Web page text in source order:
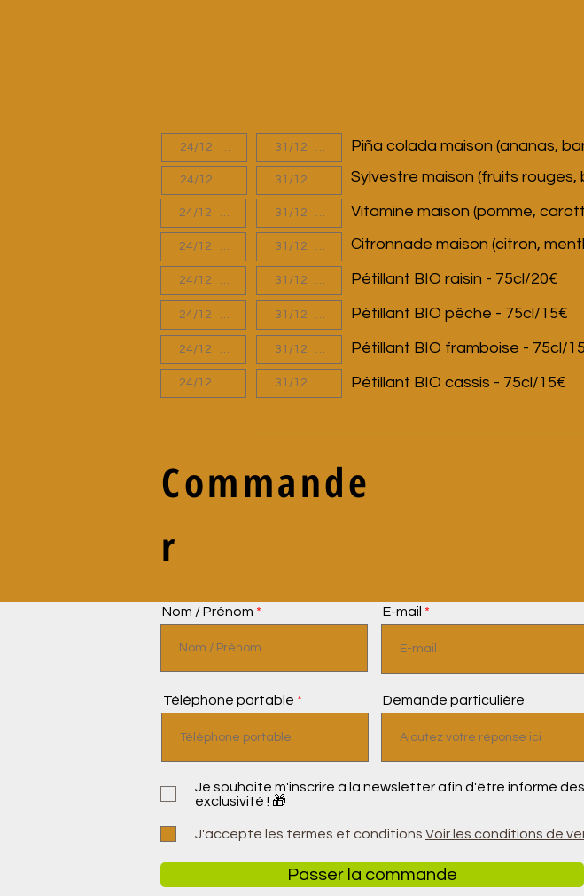
Piña colada maison (ananas,
Sylvestre maison (fruits
Vitamine maison (pomme,
Citronnade maison (citron,
Pétillant BIO raisin - 75cl/20€
Pétillant BIO pêche - 75cl/15€
Pétillant BIO framboise - 75cl/
Pétillant BIO cassis - 75cl/15€
Commande
r
Nom / Prénom E-mail
Téléphone portable Demande particulière
Je souhaite m'inscrire à la newsletter afin d'être informé
exclusivité ! 🎁​
J'accepte les termes et conditions Voir les conditions de
Passer la commande